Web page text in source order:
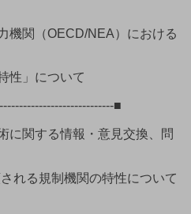
機関（OECD/NEA）における
性」について
■
関する情報・意見交換、問
れる規制機関の特性について